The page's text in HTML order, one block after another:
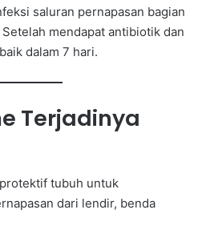
saluran pernapasan bagian
mendapat antibiotik dan
dalam 7 hari.
Terjadinya
tubuh untuk
dari lendir, benda